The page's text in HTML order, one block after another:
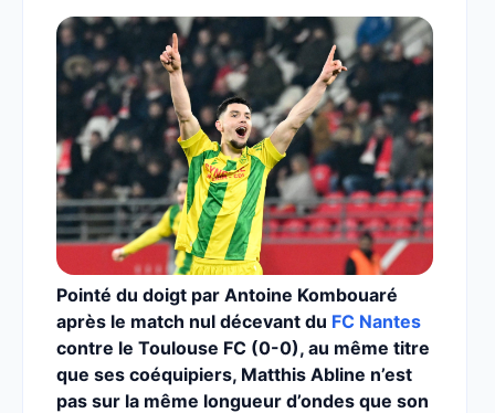
Pointé du doigt par Antoine Kombouaré
après le match nul décevant du FC Nantes
contre le Toulouse FC (0-0), au même titre
que ses coéquipiers, Matthis Abline n’est
pas sur la même longueur d’ondes que son